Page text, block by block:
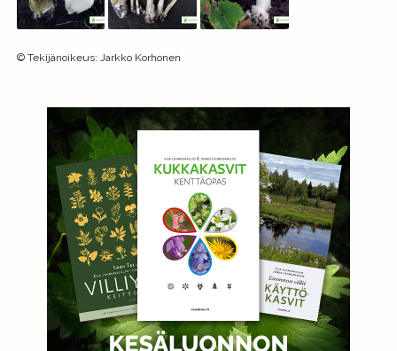
© Tekijänoikeus: Jarkko Korhonen